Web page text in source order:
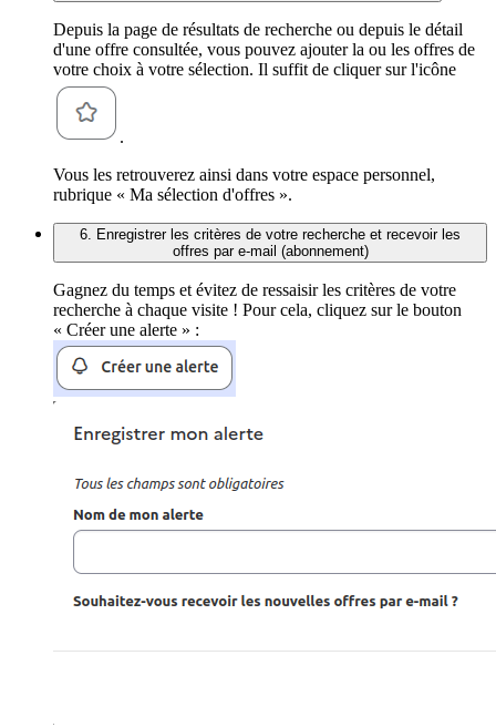
Depuis la page de résultats de recherche ou depuis le détail
d'une offre consultée, vous pouvez ajouter la ou les offres de
votre choix à votre sélection. Il suffit de cliquer sur l'icône
.
Vous les retrouverez ainsi dans votre espace personnel,
rubrique « Ma sélection d'offres ».
6. Enregistrer les critères de votre recherche et recevoir les
offres par e-mail (abonnement)
Gagnez du temps et évitez de ressaisir les critères de votre
recherche à chaque visite ! Pour cela, cliquez sur le bouton
« Créer une alerte » :